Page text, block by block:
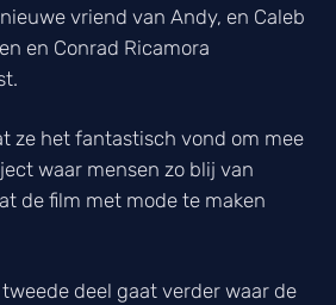
vriend van Andy, en Caleb
en Conrad Ricamora
ze het fantastisch vond om mee
waar mensen zo blij van
de film met mode te maken
deel gaat verder waar de